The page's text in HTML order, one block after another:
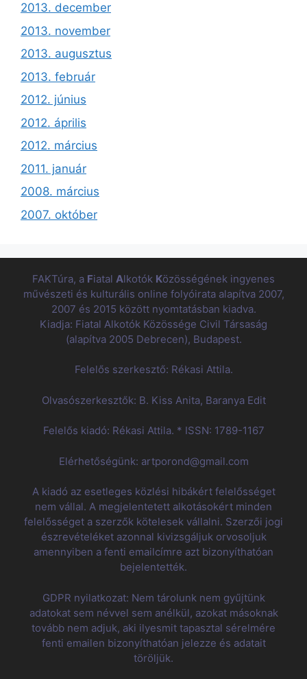
2013. december
2013. november
2013. augusztus
2013. február
2012. június
2012. április
2012. március
2011. január
2008. március
2007. október
FAKTúra, a Fiatal Alkotók Közösségének ingyenes
művészeti és kulturális online folyóirata alapítva 2007,
2007 és 2015 között nyomtatásban kiadva.
Kiadja: Fiatal Alkotók Közössége Civil Társaság
(alapítva 2005 Debrecen), Budapest.
Felelős szerkesztő: Rékasi Attila.
Olvasószerkesztők: B. Kiss Anita, Baranya Edit
Felelős kiadó: Rékasi Attila. * ISSN: 1789-1167
Elérhetőségünk: artporond@gmail.com
A kiadó az esetleges közlési hibákért felelősséget
nem vállal. A megjelentetett alkotásokért minden
felelősséget a szerzők kötelesek vállalni. Szerzői jogi
észrevételéket azonnal kivizsgáljuk orvosoljuk
amennyiben a fenti emailcímre azt bizonyíthatóan
bejelentették.
GDPR nyilatkozat: Nem tárolunk nem gyűjtünk
adatokat sem névvel sem anélkül, azokat másoknak
tovább nem adjuk, aki ilyesmit tapasztal sérelmére
fenti emailen bizonyíthatóan jelezze és adatait
töröljük.